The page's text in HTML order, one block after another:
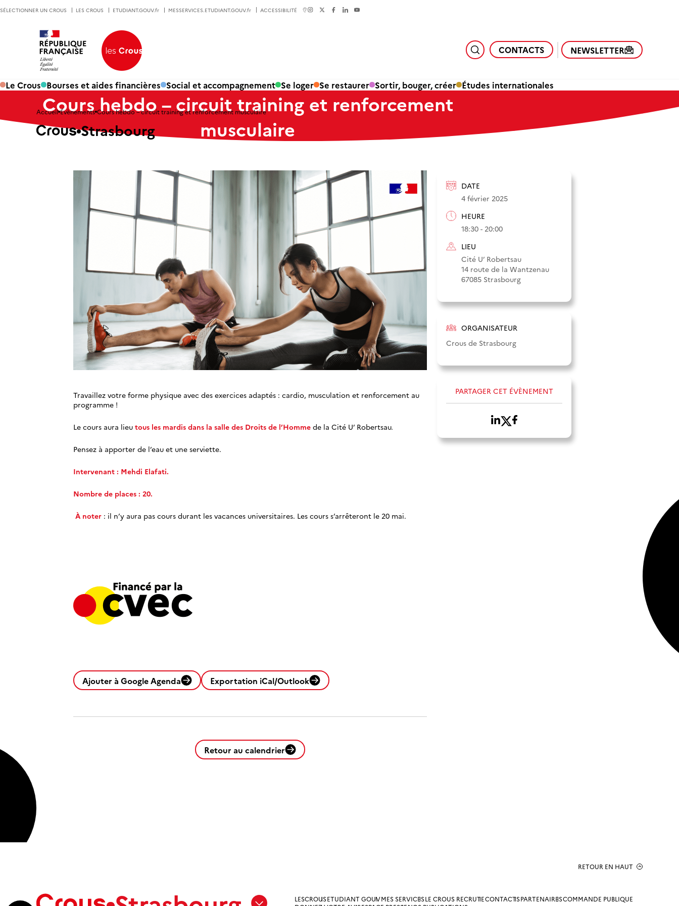
SÉLECTIONNER UN CROUS LES CROUS ETUDIANT.GOUV.fr MESSERVICES.ETUDIANT.GOUV.fr ACCESSIBILITÉ
CONTACTS NEWSLETTER
Le Crous Bourses et aides financières Social et accompagnement Se loger Se restaurer Sortir, bouger, créer Études internationales
Accueil Évènements Cours hebdo – circuit training et renforcement musculaire
Strasbourg
Cours hebdo – circuit training et renforcement
musculaire
DATE
4 février 2025
HEURE
18:30 - 20:00
LIEU
Cité U’ Robertsau
14 route de la Wantzenau
67085 Strasbourg
ORGANISATEUR
Crous de Strasbourg
PARTAGER CET ÉVÈNEMENT
Travaillez votre forme physique avec des exercices adaptés : cardio, musculation et renforcement au
programme !
Le cours aura lieu tous les mardis dans la salle des Droits de l’Homme de la Cité U’ Robertsau.
Pensez à apporter de l’eau et une serviette.
Intervenant : Mehdi Elafati.
Nombre de places : 20.
À noter : il n’y aura pas cours durant les vacances universitaires. Les cours s’arrêteront le 20 mai.
Ajouter à Google Agenda Exportation iCal/Outlook
Retour au calendrier
LESCROUSETUDIANT GOUVMES SERVICESLE CROUS RECRUTECONTACTSPARTENAIRESCOMMANDE PUBLIQUE
RETOUR EN HAUT